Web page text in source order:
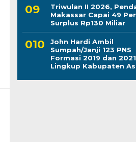
Triwulan II 2026,
Makassar Capai 49
Surplus Rp130 Miliar
John Hardi Ambil
Sumpah/Janji 123 PNS
Formasi 2019 dan
Lingkup Kabupaten